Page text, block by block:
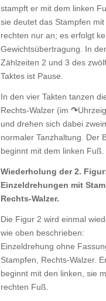
stampft er mit dem linken
sie deutet das Stampfen mit
rechten nur an; es erfolgt
Gewichtsübertragung. In
Zählzeiten 2 und 3 des
Taktes ist Pause.
In den vier Takten tanzen
Rechts-Walzer (im ↷
und drehen sich dabei
normaler Tanzhaltung. Der
beginnt mit dem linken Fuß.
Wiederholung der 2.
Einzeldrehungen mit
Rechts-Walzer.
Die Figur 2 wird einmal
wie oben beschrieben:
Einzeldrehung ohne
Stampfen, Rechts-Walzer.
beginnt mit den linken, sie
rechten Fuß.